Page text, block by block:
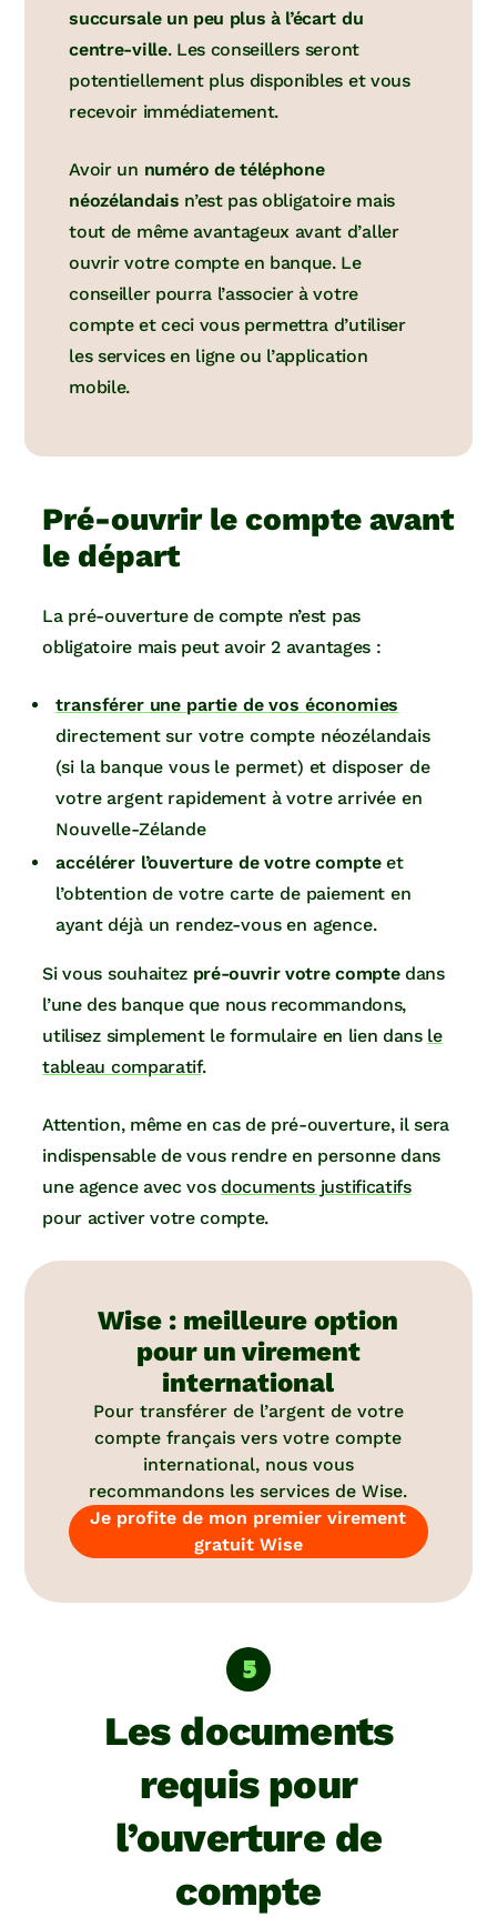
succursale un peu plus à l’écart du
centre-ville. Les conseillers seront
potentiellement plus disponibles et vous
recevoir immédiatement.
Avoir un numéro de téléphone
néozélandais n’est pas obligatoire mais
tout de même avantageux avant d’aller
ouvrir votre compte en banque. Le
conseiller pourra l’associer à votre
compte et ceci vous permettra d’utiliser
les services en ligne ou l’application
mobile.
Pré-ouvrir le compte avant
le départ
La pré-ouverture de compte n’est pas
obligatoire mais peut avoir 2 avantages :
transférer une partie de vos économies
directement sur votre compte néozélandais
(si la banque vous le permet) et disposer de
votre argent rapidement à votre arrivée en
Nouvelle-Zélande
accélérer l’ouverture de votre compteet
l’obtention de votre carte de paiement en
ayant déjà un rendez-vous en agence.
Si vous souhaitez pré-ouvrir votre comptedans
l’une des banque que nous recommandons,
utilisez simplement le formulaire en lien dans le
tableau comparatif.
Attention, même en cas de pré-ouverture, il sera
indispensable de vous rendre en personne dans
une agence avec vos documents justificatifs
pour activer votre compte.
Wise : meilleure option
pour un virement
international
Pour transférer de l’argent de votre
compte français vers votre compte
international, nous vous
recommandons les services de Wise.
Je profite de mon premier virement
gratuit Wise
Les documents
requis pour
l’ouverture de
compte